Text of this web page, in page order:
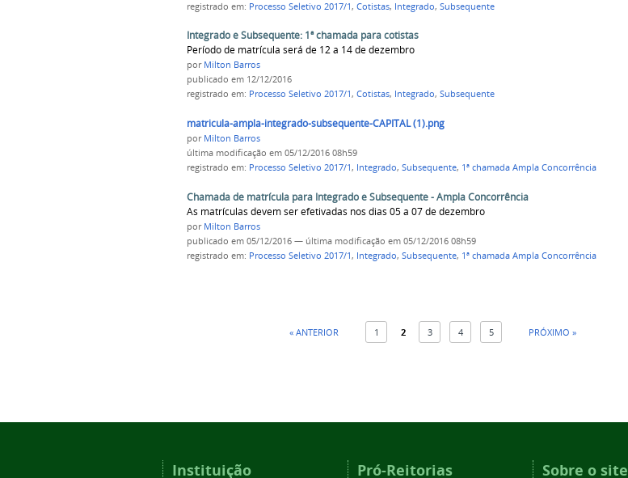
registrado em: Processo Seletivo 2017/1, Cotistas, Integrado, Subsequente
Integrado e Subsequente: 1ª chamada para cotistas
Período de matrícula será de 12 a 14 de dezembro
por Milton Barros
publicado em 12/12/2016
registrado em: Processo Seletivo 2017/1, Cotistas, Integrado, Subsequente
matricula-ampla-integrado-subsequente-CAPITAL (1).png
por Milton Barros
última modificação em 05/12/2016 08h59
registrado em: Processo Seletivo 2017/1, Integrado, Subsequente, 1ª chamada Ampla Concorrência
Chamada de matrícula para Integrado e Subsequente - Ampla Concorrência
As matrículas devem ser efetivadas nos dias 05 a 07 de dezembro
por Milton Barros
publicado em 05/12/2016 — última modificação em 05/12/2016 08h59
registrado em: Processo Seletivo 2017/1, Integrado, Subsequente, 1ª chamada Ampla Concorrência
« ANTERIOR 1 2 3 4 5 PRÓXIMO »
Instituição Pró-Reitorias Sobre o site